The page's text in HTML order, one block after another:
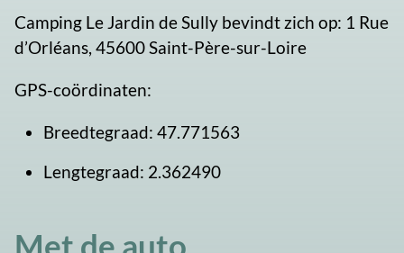
Camping Le Jardin de Sully bevindt zich op: 1 Rue
d’Orléans, 45600 Saint-Père-sur-Loire
GPS-coördinaten:
Breedtegraad: 47.771563
Lengtegraad: 2.362490
Met de auto